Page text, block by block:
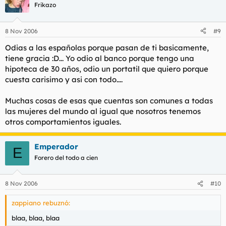
Frikazo
8 Nov 2006 #9
Odias a las españolas porque pasan de ti basicamente,
tiene gracia :D... Yo odio al banco porque tengo una
hipoteca de 30 años, odio un portatil que quiero porque
cuesta carisimo y asi con todo....
Muchas cosas de esas que cuentas son comunes a todas
las mujeres del mundo al igual que nosotros tenemos
otros comportamientos iguales.
E Emperador
Forero del todo a cien
8 Nov 2006 #10
zappiano rebuznó:
blaa, blaa, blaa